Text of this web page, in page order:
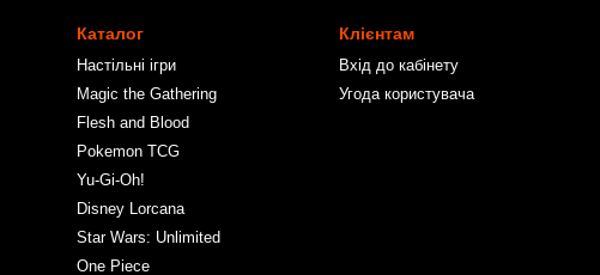
Каталог
Настільні ігри
Magic the Gathering
Flesh and Blood
Pokemon TCG
Yu-Gi-Oh!
Disney Lorcana
Star Wars: Unlimited
One Piece
Клієнтам
Вхід до кабінету
Угода користувача